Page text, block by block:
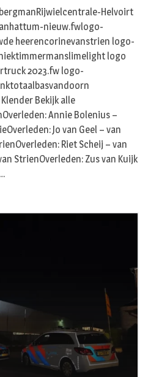
Helvoirt
nieuw.fwlogo-
heerencorinevanstrien logo-
logo
2023.fw logo-
Bekijk alle
Annie Bolenius –
Jo van Geel – van
Riet Scheij – van
StrienOverleden: Zus van Kuijk